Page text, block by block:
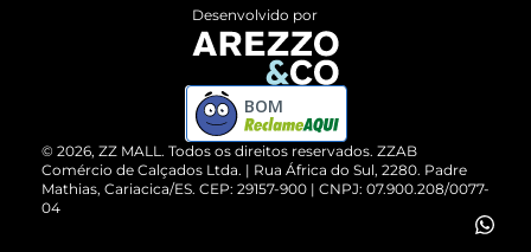
ZZ MALL é confiável
Cartão Presente
Vendas Corporativas
Devolução do Produto
Compre pelo WhatsApp
© 2026, ZZ MALL. Todos os direitos reservados. ZZAB
Comércio de Calçados Ltda. | Rua África do Sul, 2280. Padre
Mathias, Cariacica/ES. CEP: 29157-900 | CNPJ: 07.900.208/0077-
04
Desenvolvido por
BOM